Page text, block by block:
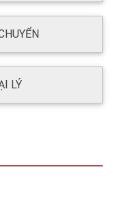
LÝ